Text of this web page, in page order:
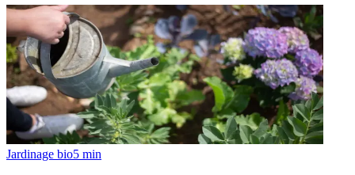
Jardinage bio5 min